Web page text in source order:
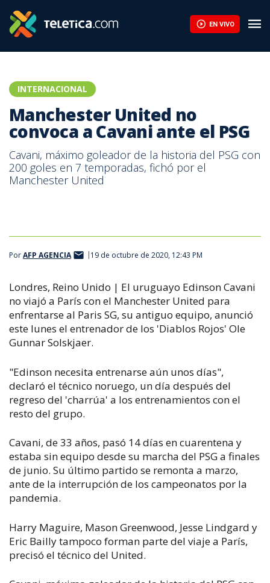
EN VIVO
INTERNACIONAL
Manchester United no
convoca a Cavani ante el PSG
Cavani, máximo goleador de la historia del PSG con
200 goles en 7 temporadas, fichó por el
Manchester United
PorAFP AGENCIA 19 de octubre de 2020, 12:43 PM
Londres, Reino Unido | El uruguayo Edinson Cavani
no viajó a París con el Manchester United para
enfrentarse al Paris SG, su antiguo equipo, anunció
este lunes el entrenador de los 'Diablos Rojos' Ole
Gunnar Solskjaer.
"Edinson necesita entrenarse aún unos días",
declaró el técnico noruego, un día después del
regreso del 'charrúa' a los entrenamientos con el
resto del grupo.
Cavani, de 33 años, pasó 14 días en cuarentena y
estaba sin equipo desde su marcha del PSG a finales
de junio. Su último partido se remonta a marzo,
ante de la interrupción de los campeonatos por la
pandemia.
Harry Maguire, Mason Greenwood, Jesse Lindgard y
Eric Bailly tampoco forman parte del viaje a París,
precisó el técnico del United.